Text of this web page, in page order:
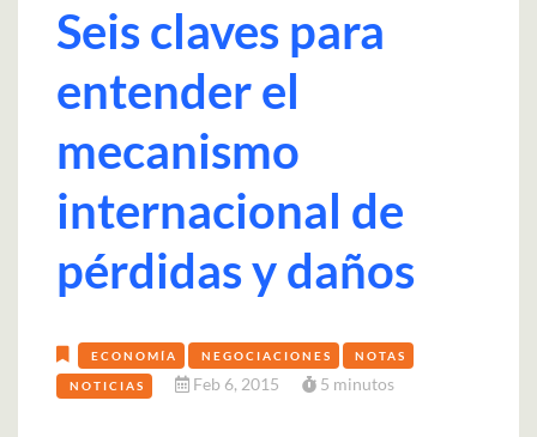
Seis claves para
entender el
mecanismo
internacional de
pérdidas y daños
ECONOMÍA NEGOCIACIONES NOTAS
NOTICIAS Feb 6, 2015 5 minutos